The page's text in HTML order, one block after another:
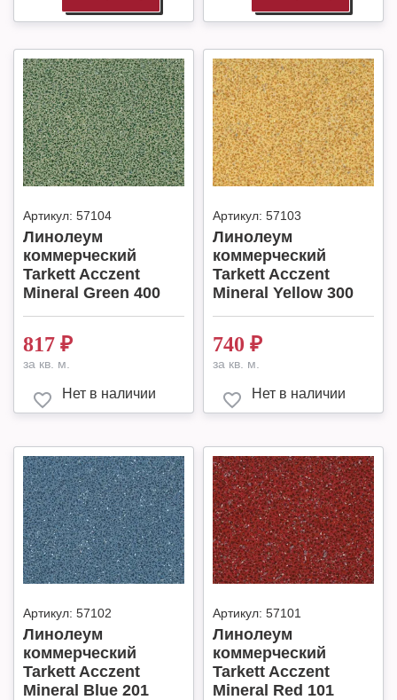
Артикул: 57104
Линолеум
коммерческий
Tarkett Acczent
Mineral Green 400
817 ₽
за кв. м.
Нет в наличии
Артикул: 57103
Линолеум
коммерческий
Tarkett Acczent
Mineral Yellow 300
740 ₽
за кв. м.
Нет в наличии
Артикул: 57102
Линолеум
коммерческий
Tarkett Acczent
Mineral Blue 201
Артикул: 57101
Линолеум
коммерческий
Tarkett Acczent
Mineral Red 101